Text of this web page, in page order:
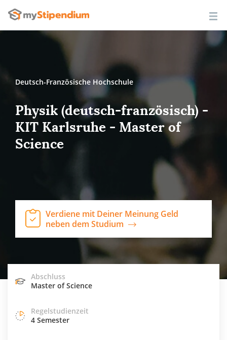
Deutsch-Französische Hochschule
Physik (deutsch-französisch) -
KIT Karlsruhe - Master of
Science
Verdiene mit Deiner Meinung Geld
neben dem Studium
Abschluss
Master of Science
Regelstudienzeit
4 Semester